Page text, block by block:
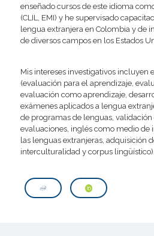
enseñado cursos de este idioma
(CLIL, EMI) y he supervisado
lengua extranjera en Colombia y de
de diversos campos en los Estados
Mis intereses investigativos incluyen
(evaluación para el aprendizaje,
evaluación como aprendizaje,
exámenes aplicados a lengua
de programas de lenguas, validación
evaluaciones, inglés como medio de
las lenguas extranjeras, adquisición
interculturalidad y corpus lingüístico).